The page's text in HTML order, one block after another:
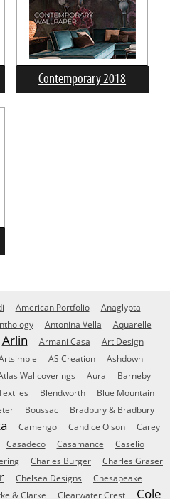
Contemporary 2018
American Portfolio
Anaglypta
Antonina Vella
Aquarelle
Arlin Armani Casa Art Design
AS Creation
Ashdown
Wallcoverings Aura
Barneby
Blendworth Blue Mountain
Boussac
Bradbury & Bradbury
Camengo Candice Olson
Carey
Casadeco Casamance
Caselio
Charles Burger
Charles Graser
Chelsea Designs
Chesapeake
& Clarke Clearwater Crest
Cole